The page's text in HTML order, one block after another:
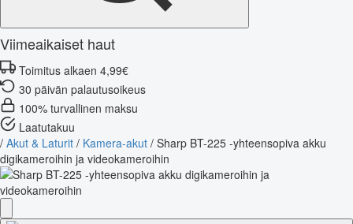
Viimeaikaiset haut
Toimitus alkaen 4,99€
30 päivän palautusoikeus
100% turvallinen maksu
Laatutakuu
/ Akut & Laturit / Kamera-akut / Sharp BT-225 -yhteensopiva akku
digikameroihin ja videokameroihin